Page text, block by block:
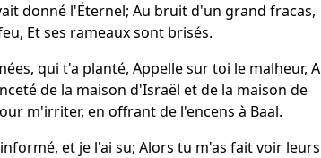
donné l'Éternel; Au bruit d'un grand fracas,
Et ses rameaux sont brisés.
qui t'a planté, Appelle sur toi le malheur, A
de la maison d'Israël et de la maison de
m'irriter, en offrant de l'encens à Baal.
et je l'ai su; Alors tu m'as fait voir leurs